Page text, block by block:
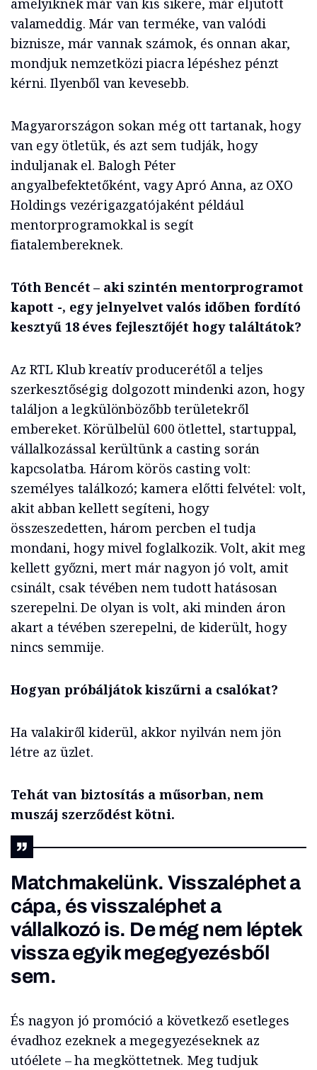
amelyiknek már van kis sikere, már eljutott
valameddig. Már van terméke, van valódi
biznisze, már vannak számok, és onnan akar,
mondjuk nemzetközi piacra lépéshez pénzt
kérni. Ilyenből van kevesebb.
Magyarországon sokan még ott tartanak, hogy
van egy ötletük, és azt sem tudják, hogy
induljanak el. Balogh Péter
angyalbefektetőként, vagy Apró Anna, az OXO
Holdings vezérigazgatójaként például
mentorprogramokkal is segít
fiatalembereknek.
Tóth Bencét – aki szintén mentorprogramot
kapott -, egy jelnyelvet valós időben fordító
kesztyű 18 éves fejlesztőjét hogy találtátok?
Az RTL Klub kreatív producerétől a teljes
szerkesztőségig dolgozott mindenki azon, hogy
találjon a legkülönbözőbb területekről
embereket. Körülbelül 600 ötlettel, startuppal,
vállalkozással kerültünk a casting során
kapcsolatba. Három körös casting volt:
személyes találkozó; kamera előtti felvétel: volt,
akit abban kellett segíteni, hogy
összeszedetten, három percben el tudja
mondani, hogy mivel foglalkozik. Volt, akit meg
kellett győzni, mert már nagyon jó volt, amit
csinált, csak tévében nem tudott hatásosan
szerepelni. De olyan is volt, aki minden áron
akart a tévében szerepelni, de kiderült, hogy
nincs semmije.
Hogyan próbáljátok kiszűrni a csalókat?
Ha valakiről kiderül, akkor nyilván nem jön
létre az üzlet.
Tehát van biztosítás a műsorban, nem
muszáj szerződést kötni.
Matchmakelünk. Visszaléphet a
cápa, és visszaléphet a
vállalkozó is. De még nem léptek
vissza egyik megegyezésből
sem.
És nagyon jó promóció a következő esetleges
évadhoz ezeknek a megegyezéseknek az
utóélete – ha megköttetnek. Meg tudjuk